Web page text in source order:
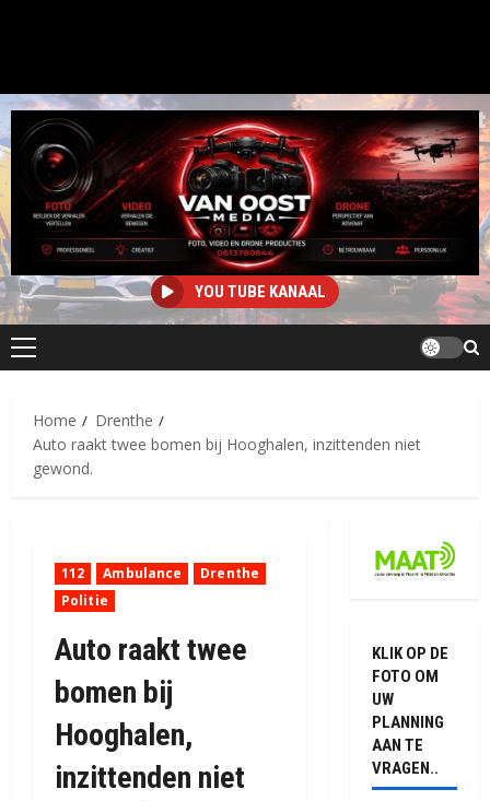
YOU TUBE KANAAL
Primair
Home
Drenthe
Auto raakt twee bomen bij Hooghalen, inzittenden niet
gewond.
112 Ambulance
Drenthe
Politie
Auto raakt twee
bomen bij
Hooghalen,
inzittenden niet
KLIK OP DE
FOTO OM
UW
PLANNING
AAN TE
VRAGEN..